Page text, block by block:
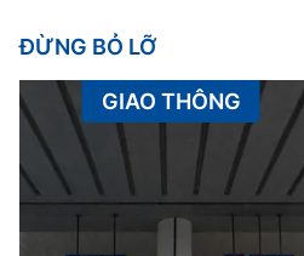
ĐỪNG BỎ LỠ
GIAO THÔNG